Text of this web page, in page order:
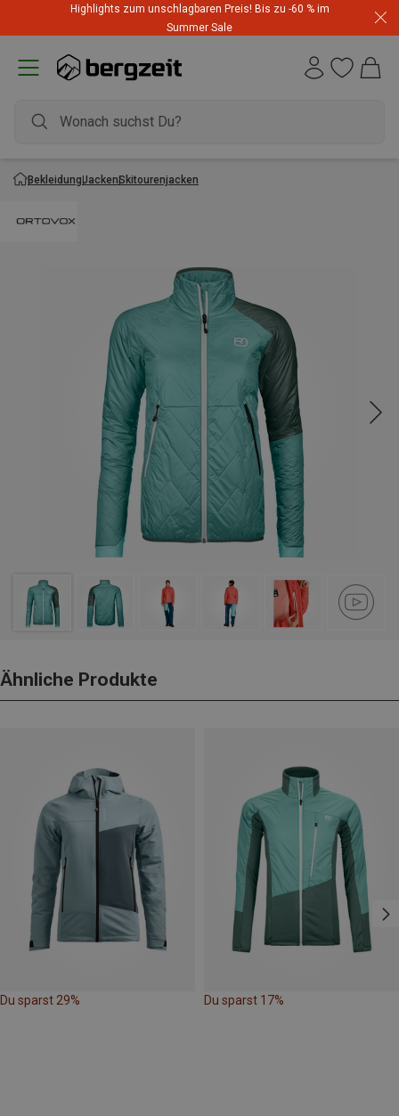
Highlights zum unschlagbaren Preis! Bis zu -60 % im
Summer Sale
BekleidungJackenSkitourenjacken
Ähnliche Produkte
Du sparst 29% Du sparst 17%